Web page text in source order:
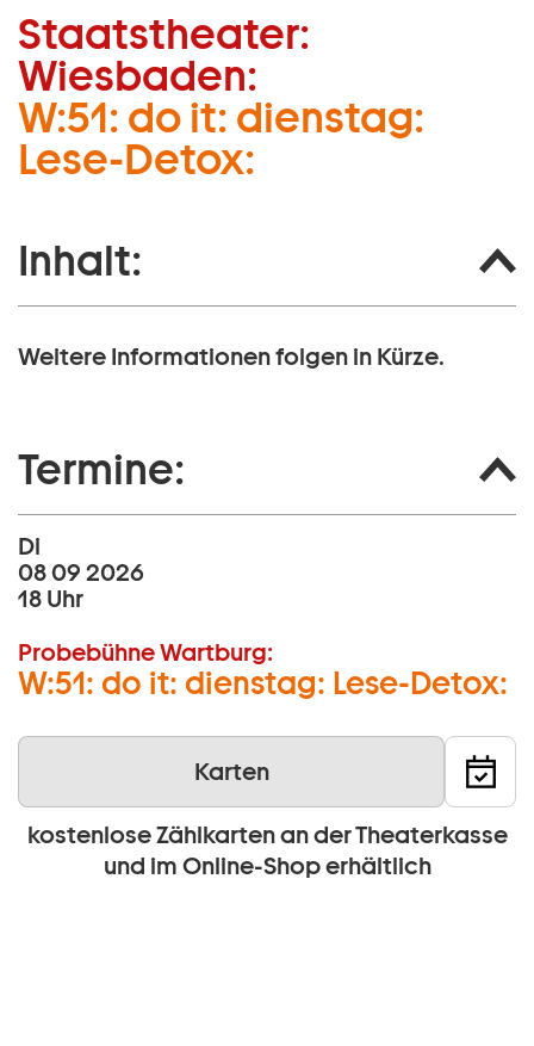
Zum Hauptinhalt springen
Zum Footer springen
Staatstheater:
Wiesbaden:
W:51: do it: dienstag:
Lese-Detox:
Inhalt:
Weitere Informationen folgen in Kürze.
Termine:
Di
08 09 2026
18 Uhr
Probebühne Wartburg:
W:51: do it: dienstag: Lese-Detox:
Karten
kostenlose Zählkarten an der Theaterkasse
und im Online-Shop erhältlich